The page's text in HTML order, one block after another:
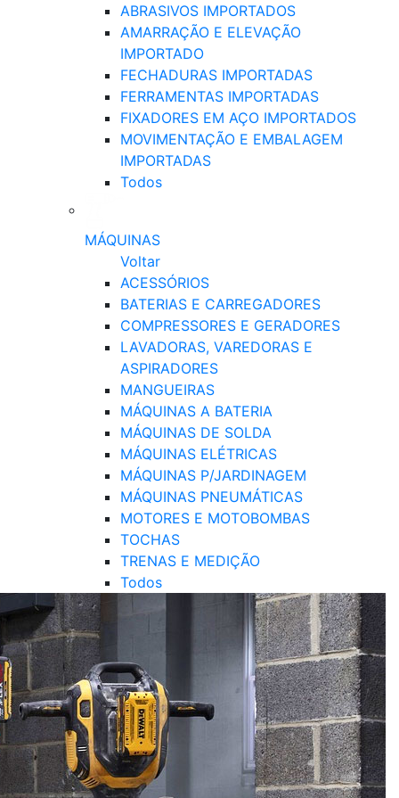
ABRASIVOS IMPORTADOS
AMARRAÇÃO E ELEVAÇÃO
IMPORTADO
FECHADURAS IMPORTADAS
FERRAMENTAS IMPORTADAS
FIXADORES EM AÇO IMPORTADOS
MOVIMENTAÇÃO E EMBALAGEM
IMPORTADAS
Todos
MÁQUINAS
Voltar
ACESSÓRIOS
BATERIAS E CARREGADORES
COMPRESSORES E GERADORES
LAVADORAS, VAREDORAS E
ASPIRADORES
MANGUEIRAS
MÁQUINAS A BATERIA
MÁQUINAS DE SOLDA
MÁQUINAS ELÉTRICAS
MÁQUINAS P/JARDINAGEM
MÁQUINAS PNEUMÁTICAS
MOTORES E MOTOBOMBAS
TOCHAS
TRENAS E MEDIÇÃO
Todos